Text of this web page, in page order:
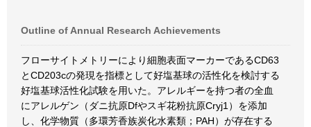
Outline of Annual Research Achievements
フローサイトメトリーにより細胞表面マーカーであるCD63
とCD203cの発現を指標として好塩基球の活性化を検討する
好塩基球活性化試験を用いた。アレルギーを持つ者の全血
にアレルゲン（ダニ抗原Dfやスギ花粉抗原Cryj1）を添加
し、化学物質（多環芳香族炭化水素類；PAH）が存在する